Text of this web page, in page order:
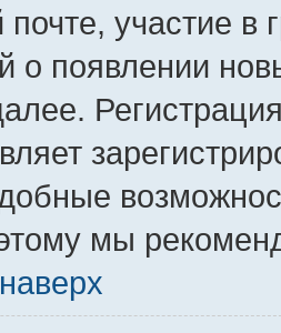
почте, участие в
о появлении
мы